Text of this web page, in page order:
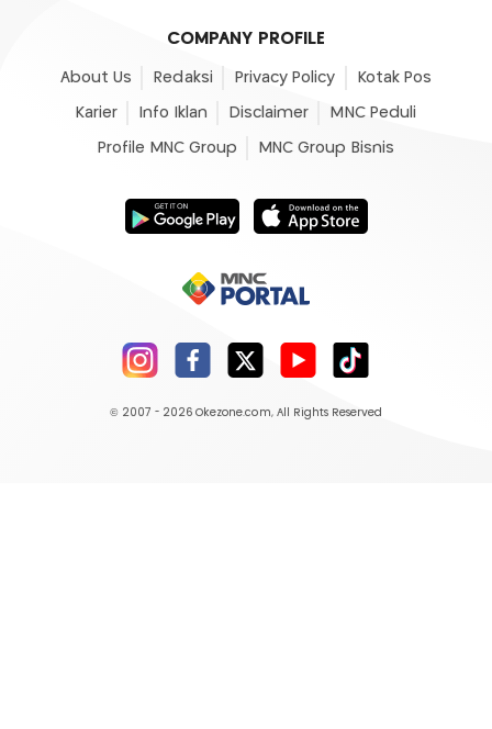
COMPANY PROFILE
About Us Redaksi Privacy Policy Kotak Pos
Karier Info Iklan Disclaimer MNC Peduli
Profile MNC Group MNC Group Bisnis
© 2007 - 2026 Okezone.com, All Rights Reserved